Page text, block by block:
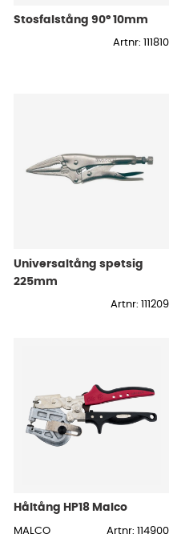
Stosfalstång 90° 10mm
Artnr: 111810
Universaltång spetsig
225mm
Artnr: 111209
Håltång HP18 Malco
MALCO Artnr: 114900